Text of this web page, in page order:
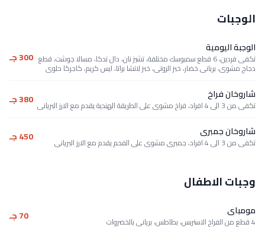
الوجبات
الوجبة اليومية
تكفى فردين، 6 قطع سمبوسك مختلفة، تشيز نان، دال تدكا، مسالا جوشت، قطع
دجاج مشوى، بريانى خضار، خبز الروتى، خبز لاتشا براتا، ايس كريم، كاجركا حلوى
300 جـ
شاروخان فراخ
تكفى من 3 الى 4 افراد، فراخ مشوى على الطريقة الهندية يقدم مع الارز البريانى 380 جـ
شاروخان جمبرى
تكفى من 3 الى 4 افراد، جمبرى مشوى على الفحم يقدم مع الارز البريانى 450 جـ
وجبات الاطفال
مومباى
4 قطع من الفراخ الاستربس، بطاطس، بريانى بالخضروات 70 جـ